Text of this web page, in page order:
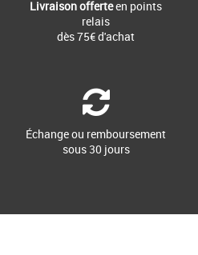
Livraison offerteen points
relais
dès 75€ d'achat
Échange ou remboursement
sous 30 jours